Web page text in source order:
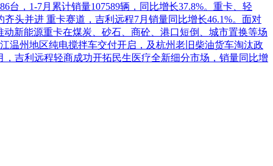
(http://ztb.gxi.gov.cn)和e车网(http://www.ecrrc.com)上发布。
，1-7月累计销量107589辆，同比增长37.8%。重卡、轻
头并进 重卡赛道，吉利远程7月销量同比增长46.1%。面对
新能源重卡在煤炭、砂石、商砼、港口短倒、城市置换等场
温州地区纯电搅拌车交付开启，及杭州老旧柴油货车淘汰政
吉利远程轻商成功开拓民生医疗全新细分市场，销量同比增